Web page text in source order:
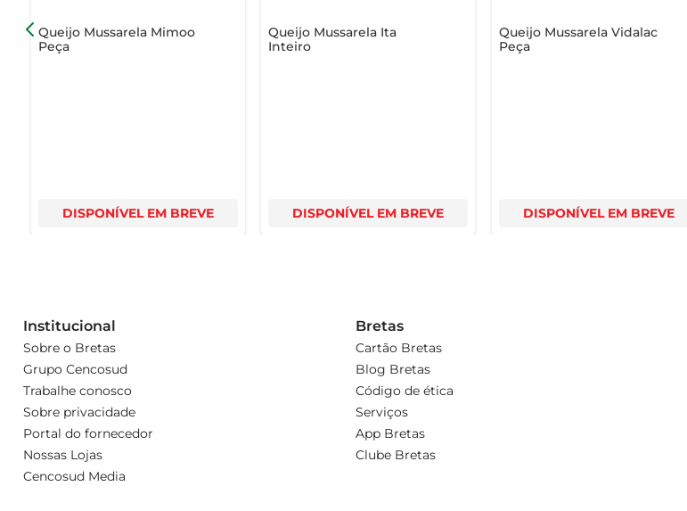
Queijo Mussarela Mimoo
Peça
DISPONÍVEL EM BREVE
Queijo Mussarela Ita
Inteiro
DISPONÍVEL EM BREVE
Queijo Mussarela Vidalac
Peça
DISPONÍVEL EM BREVE
Institucional
Sobre o Bretas
Grupo Cencosud
Trabalhe conosco
Sobre privacidade
Portal do fornecedor
Nossas Lojas
Cencosud Media
Bretas
Cartão Bretas
Blog Bretas
Código de ética
Serviços
App Bretas
Clube Bretas